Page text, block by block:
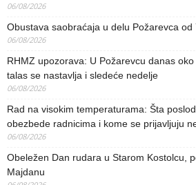
06/08/2026
Obustava saobraćaja u delu Požarevca
06/08/2026
RHMZ upozorava: U Požarevcu danas
talas se nastavlja i sledeće nedelje
06/08/2026
Rad na visokim temperaturama: Šta
obezbede radnicima i kome se prijavljuju
06/08/2026
Obeležen Dan rudara u Starom Kostolcu,
Majdanu